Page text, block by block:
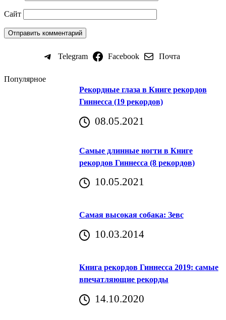
Сайт
Telegram Facebook Почта
Популярное
Рекордные глаза в Книге рекордов
Гиннесса (19 рекордов)
08.05.2021
Самые длинные ногти в Книге
рекордов Гиннесса (8 рекордов)
10.05.2021
Самая высокая собака: Зевс
10.03.2014
Книга рекордов Гиннесса 2019: самые
впечатляющие рекорды
14.10.2020